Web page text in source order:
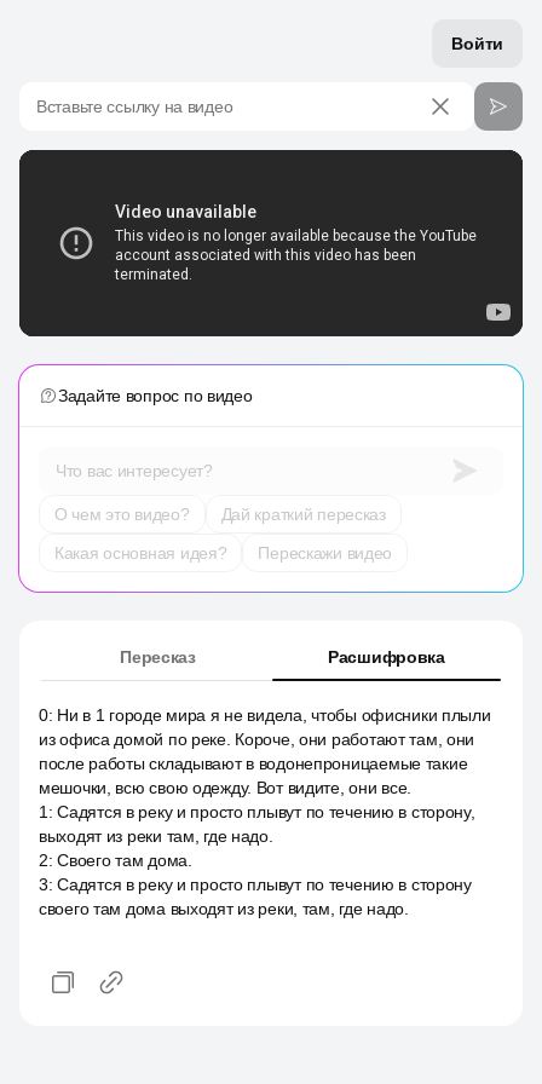
Войти
Вставьте ссылку на видео
Задайте вопрос по видео
Что вас интересует?
О чем это видео?
Дай краткий пересказ
Какая основная идея?
Перескажи видео
Пересказ Расшифровка
0: Ни в 1 городе мира я не видела, чтобы офисники плыли
из офиса домой по реке. Короче, они работают там, они
после работы складывают в водонепроницаемые такие
мешочки, всю свою одежду. Вот видите, они все.
1 :Садятся в реку и просто плывут по течению в сторону,
выходят из реки там, где надо.
2:Своего там дома.
3:Садятся в реку и просто плывут по течению в сторону
своего там дома выходят из реки, там, где надо.